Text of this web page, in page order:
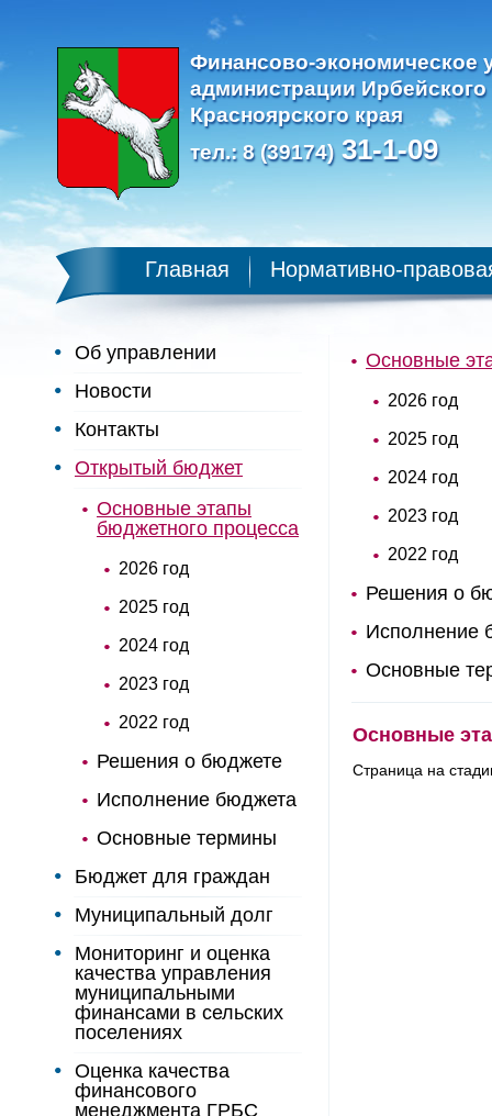
Финансово-экономическое
администрации Ирбейского
Красноярского края
тел.: 8 (39174)31-1-09
Главная Нормативно-
Об управлении
Новости
Контакты
Открытый бюджет
Основные этапы
бюджетного процесса
2026 год
2025 год
2024 год
2023 год
2022 год
Решения о бюджете
Исполнение бюджета
Основные термины
Бюджет для граждан
Муниципальный долг
Мониторинг и оценка
качества управления
муниципальными
финансами в сельских
поселениях
Оценка качества
финансового
менеджмента ГРБС
Основные
2026 год
2025 год
2024 год
2023 год
2022 год
Решения о
Исполнение
Основные
Основные
Страница на